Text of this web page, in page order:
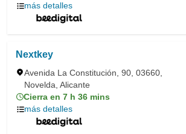
más detalles
Nextkey
Avenida La Constitución, 90, 03660,
Novelda, Alicante
Cierra en 7 h 36 mins
más detalles